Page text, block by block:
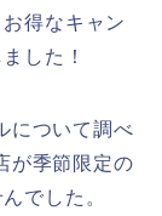
得なキャン
した！
について調べ
が季節限定の
でした。